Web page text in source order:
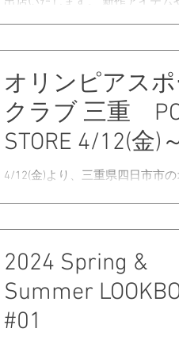
-18:00 ⁡ ◾︎会場...
オリンピアスポ
クラブ 三重
STORE 4/12(金)
4/12(金)より、三重県四日市市の
のアイテムまで最新コレクショ
4/12（木）～4/24（水） 営業時
9:30～23:00 /...
2024 Spring &
Summer
#01